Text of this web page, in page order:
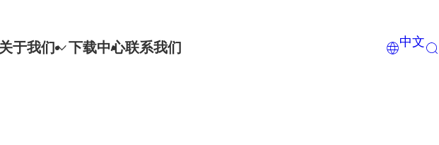
于我们 下载中心联系我们 中文